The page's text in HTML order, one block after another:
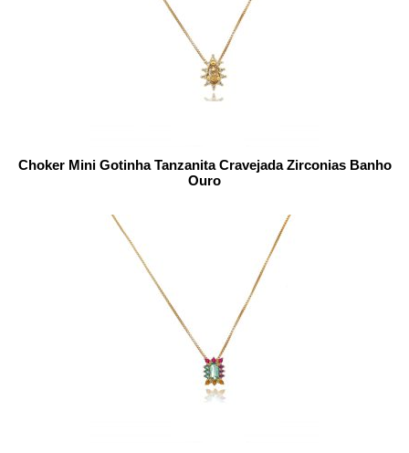
Choker Mini Gotinha Tanzanita Cravejada Zirconias Banho
Ouro